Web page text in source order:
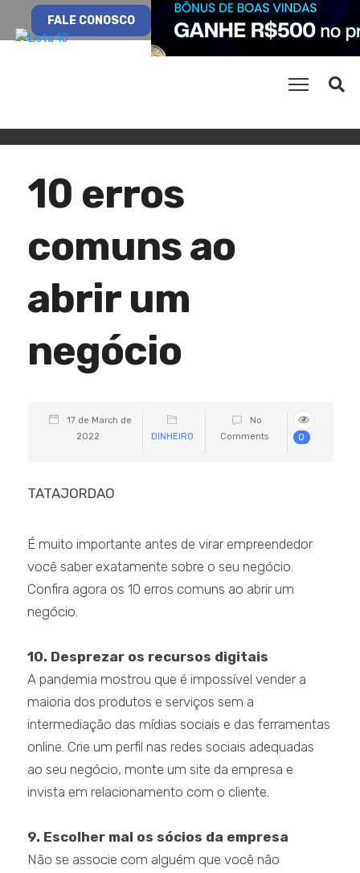
FALE CONOSCO
10 erros
comuns ao
abrir um
negócio
17 de March de
2022
DINHEIRO
No
Comments
0
TATAJORDAO
É muito importante antes de virar empreendedor
você saber exatamente sobre o seu negócio.
Confira agora os 10 erros comuns ao abrir um
negócio.
10. Desprezar os recursos digitais
A pandemia mostrou que é impossível vender a
maioria dos produtos e serviços sem a
intermediação das mídias sociais e das ferramentas
online. Crie um perfil nas redes sociais adequadas
ao seu negócio, monte um site da empresa e
invista em relacionamento com o cliente.
9. Escolher mal os sócios da empresa
Não se associe com alguém que você não